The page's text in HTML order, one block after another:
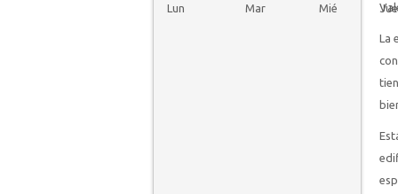
Lun
Mar Mié Jue
La